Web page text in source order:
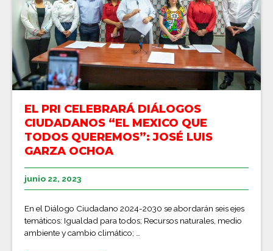
EL PRI CELEBRARÁ DIÁLOGOS
CIUDADANOS “EL MEXICO QUE
TODOS QUEREMOS”: JOSÉ LUIS
GARZA OCHOA
junio 22, 2023
En el Diálogo Ciudadano 2024-2030 se abordarán seis ejes
temáticos: Igualdad para todos; Recursos naturales, medio
ambiente y cambio climático; …